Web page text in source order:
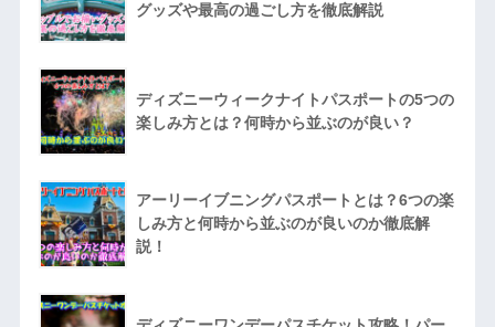
グッズや最高の過ごし方を徹底解説
ディズニーウィークナイトパスポートの5つの
楽しみ方とは？何時から並ぶのが良い？
アーリーイブニングパスポートとは？6つの楽
しみ方と何時から並ぶのが良いのか徹底解
説！